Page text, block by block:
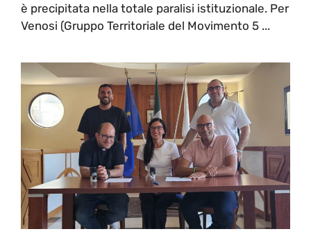
è precipitata nella totale paralisi istituzionale. Per
Venosi (Gruppo Territoriale del Movimento 5 ...